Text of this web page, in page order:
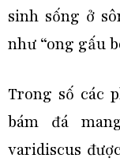
sinh sống ở
như “ong gấu
Trong số các
bám đá
varidiscus